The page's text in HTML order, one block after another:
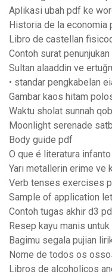
Aplikasi ubah pdf ke
Historia de la economia
Libro de castellan
Contoh surat
Sultan alaaddin ve
• standar pengkabelan
Gambar kaos hitam
Waktu sholat sunnah
Moonlight serenade
Body guide pdf
O que é literatura
Yarı metallerin erime ve
Verb tenses exercises
Sample of application
Contoh tugas akhir d3
Resep kayu manis
Bagimu segala pujian
Nome de todos os
Libros de alcoholicos